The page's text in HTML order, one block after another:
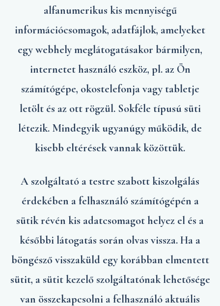
alfanumerikus kis mennyiségű
információcsomagok, adatfájlok, amelyeket
egy webhely meglátogatásakor bármilyen,
internetet használó eszköz, pl. az Ön
számítógépe, okostelefonja vagy tabletje
letölt és az ott rögzül. Sokféle típusú süti
létezik. Mindegyik ugyanúgy működik, de
kisebb eltérések vannak közöttük.
A szolgáltató a testre szabott kiszolgálás
érdekében a felhasználó számítógépén a
sütik révén kis adatcsomagot helyez el és a
későbbi látogatás során olvas vissza. Ha a
böngésző visszaküld egy korábban elmentett
sütit, a sütit kezelő szolgáltatónak lehetősége
van összekapcsolni a felhasználó aktuális